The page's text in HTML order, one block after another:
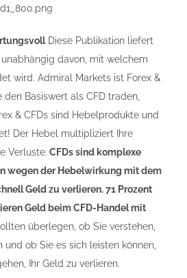
Diese Publikation liefert
davon, mit welchem
wird. Admiral Markets ist Forex &
den Basiswert als CFD traden,
& CFDs sind Hebelprodukte und
Der Hebel multipliziert Ihre
Verluste. CFDs sind komplexe
wegen der Hebelwirkung mit dem
Geld zu verlieren. 71 Prozent
Geld beim CFD-Handel mit
überlegen, ob Sie verstehen,
und ob Sie es sich leisten können,
Ihr Geld zu verlieren.